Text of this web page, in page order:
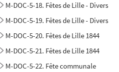
M-DOC-5-18. Fêtes de Lille - Divers
M-DOC-5-19. Fêtes de Lille - Divers
M-DOC-5-20. Fêtes de Lille 1844
M-DOC-5-21. Fêtes de Lille 1844
M-DOC-5-22. Fête communale